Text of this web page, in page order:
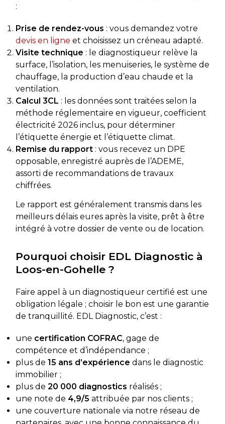
:
Prise de rendez-vous : vous demandez votre
devis en ligne et choisissez un créneau adapté.
Visite technique : le diagnostiqueur relève la
surface, l’isolation, les menuiseries, le système de
chauffage, la production d’eau chaude et la
ventilation.
Calcul 3CL : les données sont traitées selon la
méthode réglementaire en vigueur, coefficient
électricité 2026 inclus, pour déterminer
l’étiquette énergie et l’étiquette climat.
Remise du rapport: vous recevez un DPE
opposable, enregistré auprès de l’ADEME,
assorti de recommandations de travaux
chiffrées.
Le rapport est généralement transmis dans les
meilleurs délais eures après la visite, prêt à être
intégré à votre dossier de vente ou de location.
Pourquoi choisir EDL Diagnostic à
Loos-en-Gohelle ?
Faire appel à un diagnostiqueur certifié est une
obligation légale ; choisir le bon est une garantie
de tranquillité. EDL Diagnostic, c’est :
une certification COFRAC, gage de
compétence et d’indépendance ;
plus de 15 ans d’expérience dans le diagnostic
immobilier ;
plus de 20 000 diagnostics réalisés ;
une note de 4,9/5 attribuée par nos clients ;
une couverture nationale via notre réseau de